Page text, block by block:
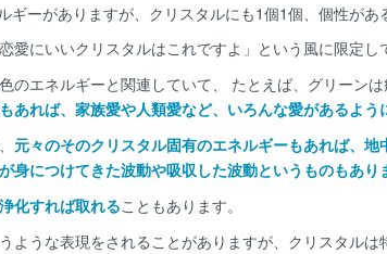
ギーがありますが、クリスタルにも1個1個、個性があ
愛にいいクリスタルはこれですよ」という風に限定し
のエネルギーと関連していて、 たとえば、グリーン
あれば、家族愛や人類愛など、いろんな愛があるよ
元々のそのクリスタル固有のエネルギーもあれば、
身につけてきた波動や吸収した波動というものもあり
化すれば取れることもあります。
ような表現をされることがありますが、クリスタルは